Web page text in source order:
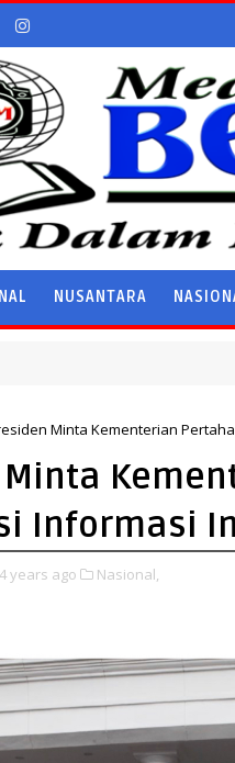
NUSANTARA
Minta Kementerian
Informasi
4 years ago Nasional,